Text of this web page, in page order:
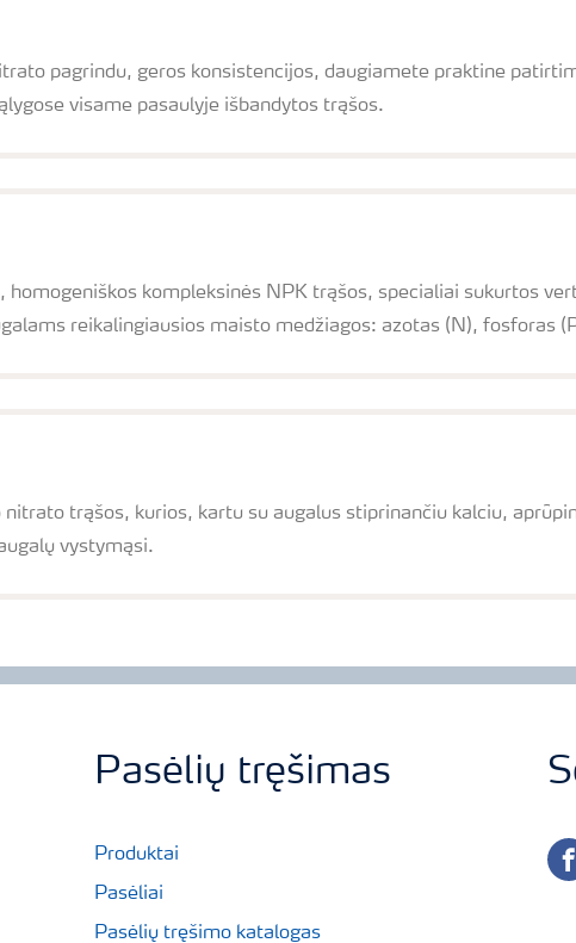
pagrindu, geros konsistencijos, daugiamete praktine
visame pasaulyje išbandytos trąšos.
homogeniškos kompleksinės NPK trąšos, specialiai sukurtos
reikalingiausios maisto medžiagos: azotas (N), fosforas
trąšos, kurios, kartu su augalus stiprinančiu kalciu,
vystymąsi.
Pasėlių tręšimas
Produktai
Pasėliai
Pasėlių tręšimo katalogas